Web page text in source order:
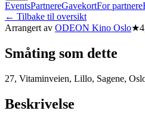
EventsPartnereGavekortFor partnere
← Tilbake til oversikt
Arrangert av ODEON Kino Oslo★
Småting som dette
27, Vitaminveien, Lillo, Sagene,
Beskrivelse